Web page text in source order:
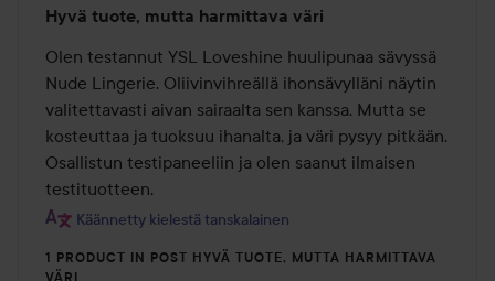
3
/
5
Hyvä tuote, mutta harmittava väri
Olen testannut YSL Loveshine huulipunaa sävyssä
Nude Lingerie. Oliivinvihreällä ihonsävylläni näytin
valitettavasti aivan sairaalta sen kanssa. Mutta se
kosteuttaa ja tuoksuu ihanalta, ja väri pysyy pitkään.
Osallistun testipaneeliin ja olen saanut ilmaisen
testituotteen.
Käännetty kielestä tanskalainen
1 PRODUCT IN POST HYVÄ TUOTE, MUTTA HARMITTAVA